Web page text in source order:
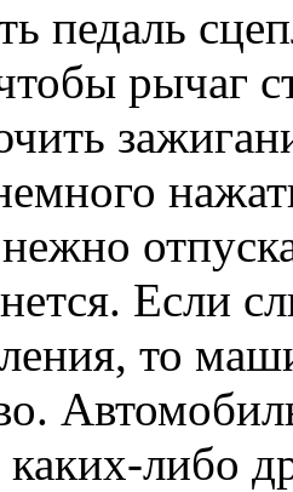
педаль
рычаг
Если
то
каких-либо